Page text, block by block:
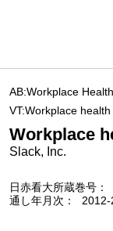
AB:Workplace
VT:Workplace
Workplace
Slack, Inc.
日赤看大所蔵巻号
通し年月次